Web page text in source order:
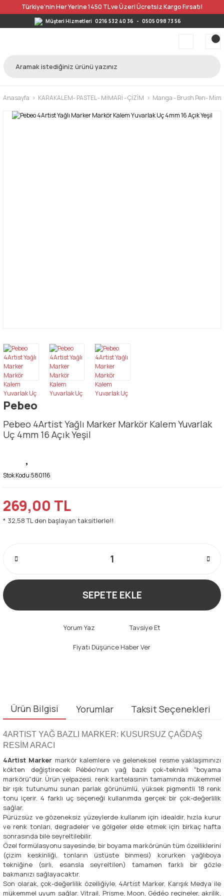
Türkiye’nin Her Yerine 1450 TL ve Üzeri Ücretsiz Kargo Fırsatı!
Müşteri Hizmetleri 0216 532 40 36 - 0505 098 73 56
Anasayfa KARAKALEM- PASTEL - MİMARİ - ÇİZİM Manga - Brush Pen-
Pebeo
Pebeo 4Artist Yağlı Marker Markör Kalem Yuvarlak
Uç 4mm 16 Açık Yeşil
Stok Kodu:580116
269,00 TL
* 32,58 TL den başlayan taksitlerle!!
SEPETE EKLE
Yorum Yaz Tavsiye Et
Fiyatı Düşünce Haber Ver
Ürün Bilgisi Yorumlar Taksit Seçenekleri
4ARTIST YAĞ BAZLI MARKER: KUSURSUZ ÇAĞDAŞ
RESİM ARACI
4Artist Marker markör kalemlere ve geleneksel resme yaklaşımınızı
kökten değiştirecek Pébéo'nun yağ bazlı çok-teknikli "boyama
markörü"dür. Ürün yelpazesi, renk kartelasınin tamamında mükemmel
bir ışık tutunumu sunan parlak görünümlü, yüksek pigmentli 18 renk
tonu içerir. 4 farklı uç seçeneği kullanımda gerçek bir çok-değerlilik
sağlar.
Pürüzsüz ve gözeneksiz yüzeylerde kullanım için idealdir, hızla kurur
ve renk tonları, degradeler ve gölgeler elde etmek için birkaç hafta
sonrasında bile seyreltilebilir.
Özel formülasyonu sayesinde, bir boyama markörünün tüm özelliklerini
(çizim keskinliği, tonların üstüste binmesi) korurken yağlıboya
tekniğine (sırlı, esansla seyreltilen) tamamen farklı bir gözle
bakmanızı sağlayacaktır.
Son olarak, çok-değerlilik özelliğiyle, 4Artist Marker, Karışık Medya ile
mükemmel uyum sağlar. Vitrail, Prisme, Moon, Gédéo reçineler, akrilik,